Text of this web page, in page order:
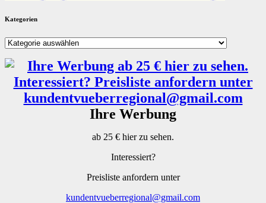
Kategorien
Kategorien
Ihre Werbung
ab 25 € hier zu sehen.
Interessiert?
Preisliste anfordern unter
kundentvueberregional@gmail.com